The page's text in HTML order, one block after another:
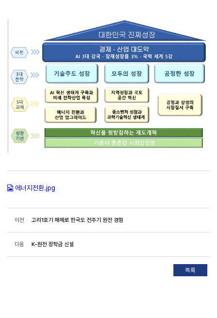
에너지전환.jpg
이전 고리1호기 해체로 한국도 전주기 원전 경험
다음 K-원전 장학금 신설